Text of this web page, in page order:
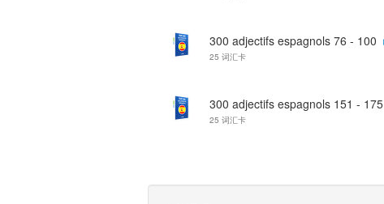
300 adjectifs espagnols 76 - 100
25 词汇卡
300 adjectifs espagnols 151 - 175
25 词汇卡